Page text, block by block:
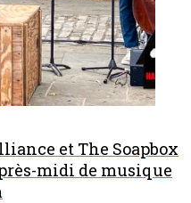
et The Soapbox
midi de musique